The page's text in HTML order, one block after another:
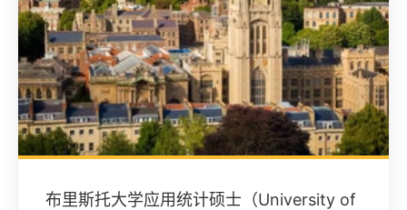
布里斯托大学应用统计硕士（University of